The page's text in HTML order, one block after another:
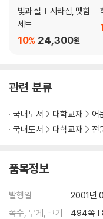
빛과 실 + 사라짐, 맺힘
세트
24,300원
10%
관련 분류
국내도서 대학교재 어
국내도서
대학교재 전
품목정보
발행일
2001년
쪽수, 무게, 크기
494쪽 |